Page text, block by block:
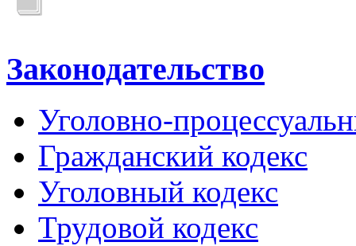
Законодательство
Уголовно-
Гражданский кодекс
Уголовный кодекс
Трудовой кодекс